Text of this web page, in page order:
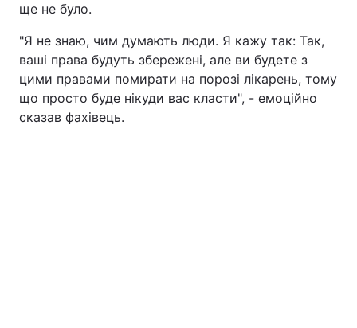
ще не було.
"Я не знаю, чим думають люди. Я кажу так: Так,
ваші права будуть збережені, але ви будете з
цими правами помирати на порозі лікарень, тому
що просто буде нікуди вас класти", - емоційно
сказав фахівець.